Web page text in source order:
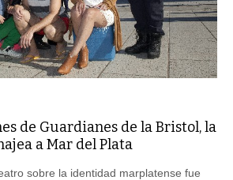
de Guardianes de la Bristol, la
a Mar del Plata
sobre la identidad marplatense fue